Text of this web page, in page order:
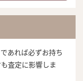
あれば必ずお持ち
査定に影響しま